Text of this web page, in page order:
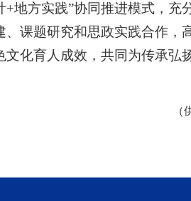
地方实践”协同推进模式，充
课题研究和思政实践合作，
化育人成效，共同为传承弘
（